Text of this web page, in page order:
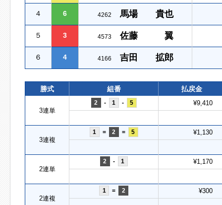
４ 6 4262 馬場 貴也
５ 3 4573 佐藤 翼
６ 4 4166 吉田 拡郎
勝式 組番 払戻金
3連単
2 - 1 - 5 ¥9,410
3連複
1 = 2 = 5 ¥1,130
2連単
2 - 1 ¥1,170
2連複
1 = 2 ¥300